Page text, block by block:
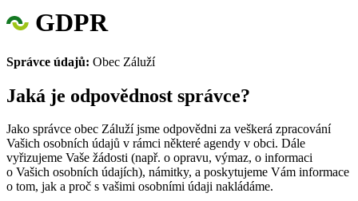
GDPR
Správce údajů: Obec Záluží
Jaká je odpovědnost správce?
Jako správce obec Záluží jsme odpovědni za veškerá zpracování
Vašich osobních údajů v rámci některé agendy v obci. Dále
vyřizujeme Vaše žádosti (např. o opravu, výmaz, o informaci
o Vašich osobních údajích), námitky, a poskytujeme Vám informace
o tom, jak a proč s vašimi osobními údaji nakládáme.